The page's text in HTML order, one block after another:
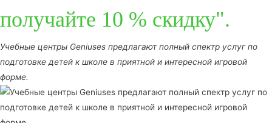
получайте 10 % скидку".
Учебные центры Geniuses предлагают полный спектр услуг по
подготовке детей к школе в приятной и интересной игровой
форме.